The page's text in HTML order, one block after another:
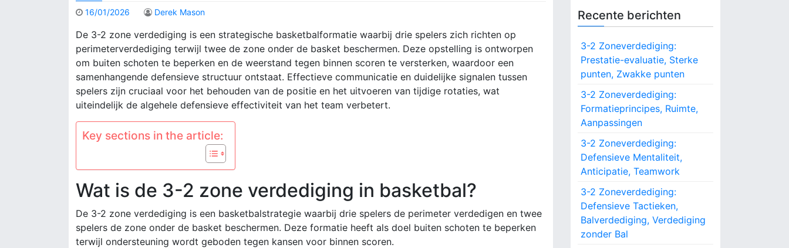
16/01/2026 Derek Mason
De 3-2 zone verdediging is een strategische basketbalformatie waarbij drie spelers zich richten op
perimeterverdediging terwijl twee de zone onder de basket beschermen. Deze opstelling is ontworpen
om buiten schoten te beperken en de weerstand tegen binnen scoren te versterken, waardoor een
samenhangende defensieve structuur ontstaat. Effectieve communicatie en duidelijke signalen tussen
spelers zijn cruciaal voor het behouden van de positie en het uitvoeren van tijdige rotaties, wat
uiteindelijk de algehele defensieve effectiviteit van het team verbetert.
Key sections in the article:
Wat is de 3-2 zone verdediging in basketbal?
De 3-2 zone verdediging is een basketbalstrategie waarbij drie spelers de perimeter verdedigen en twee
spelers de zone onder de basket beschermen. Deze formatie heeft als doel buiten schoten te beperken
terwijl ondersteuning wordt geboden tegen kansen voor binnen scoren.
a
r
h
o
Recente berichten
3-2 Zoneverdediging:
Prestatie-evaluatie, Sterke
punten, Zwakke punten
3-2 Zoneverdediging:
Formatieprincipes, Ruimte,
Aanpassingen
3-2 Zoneverdediging:
Defensieve Mentaliteit,
Anticipatie, Teamwork
3-2 Zoneverdediging:
Defensieve Tactieken,
Balverdediging, Verdediging
zonder Bal